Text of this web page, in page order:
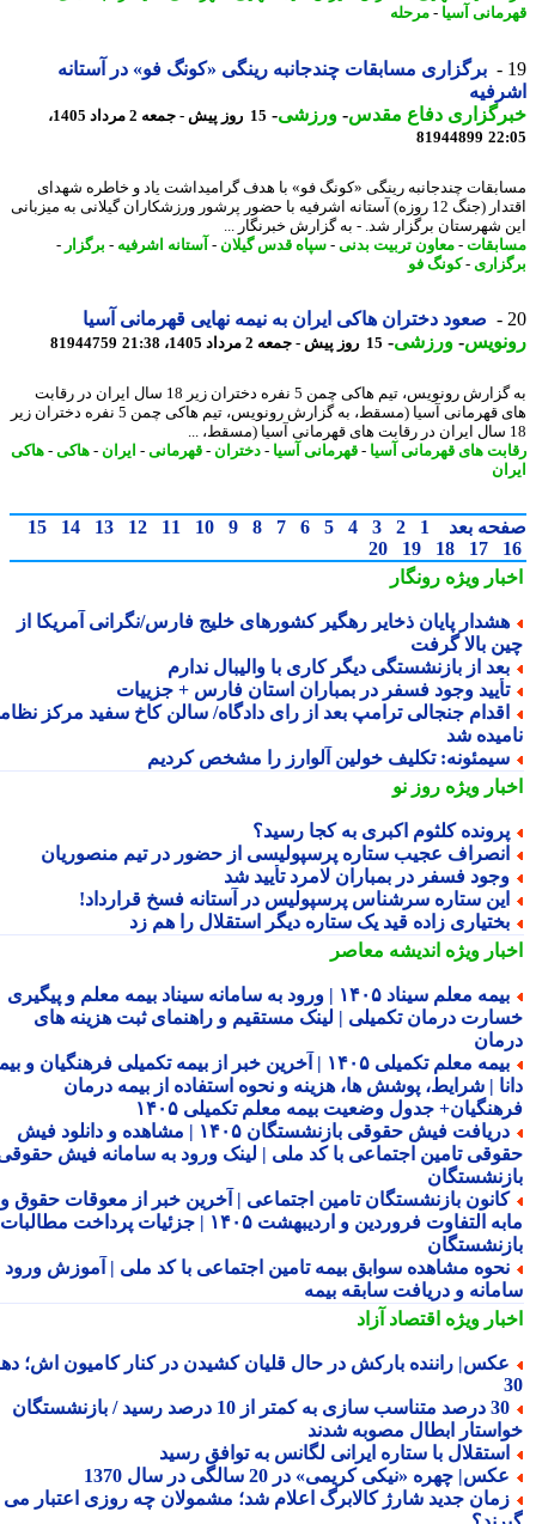
آسیا -مرحله
برگزاری مسابقات چندجانبه رینگی «کونگ فو» در آستانه
دفاع مقدس-ورزشی-
15 روز پیش - جمعه 2 مرداد 1405،
81944899
چندجانبه رینگی «کونگ فو» با هدف گرامیداشت یاد و خاطره شهدای
اقتدار (جنگ 12 روزه) آستانه اشرفیه با حضور پرشور ورزشکاران گیلانی به میزبانی
شهرستان برگزار شد. - به گزارش خبرنگار ...
-معاون تربیت بدنی-سپاه قدس گیلان-آستانه اشرفیه-برگزار -
- کونگ فو
صعود دختران هاکی ایران به نیمه نهایی قهرمانی آسیا
-ورزشی-15 روز پیش - جمعه 2 مرداد 1405، 21:38 81944759
‎به گزارش رونویس، تیم هاکی چمن 5 نفره دختران زیر 18 سال ایران در رقابت
های قهرمانی آسیا (مسقط، ‎به گزارش رونویس، تیم هاکی چمن 5 نفره دختران زیر
های قهرمانی آسیا -قهرمانی آسیا -دختران- قهرمانی-ایران - هاکی-هاکی
بعد 1
2
3
4
5
6
7
8
9
10
11
12
13
14
15
17
18
19
20
ویژهرونگار
پایان ذخایر رهگیر کشورهای خلیج فارس/نگرانی آمریکا از
بالا گرفت
از بازنشستگی دیگر کاری با والیبال ندارم
وجود فسفر در بمباران استان فارس + جزییات
جنجالی ترامپ بعد از رای دادگاه/ سالن کاخ سفید مرکز نظامی
شد
تکلیف خولین آلوارز را مشخص کردیم
ویژهروز نو
کلثوم اکبری به کجا رسید؟
عجیب ستاره پرسپولیسی از حضور در تیم منصوریان
فسفر در بمباران لامرد تأیید شد
ستاره سرشناس پرسپولیس در آستانه فسخ قرارداد!
زاده قید یک ستاره دیگر استقلال را هم زد
ویژهاندیشه معاصر
بیمه معلم سیناد ۱۴۰۵ | ورود به سامانه سیناد بیمه معلم و پیگیری
درمان تکمیلی | لینک مستقیم و راهنمای ثبت هزینه های
بیمه معلم تکمیلی ۱۴۰۵ | آخرین خبر از بیمه تکمیلی فرهنگیان و بیمه
| شرایط، پوشش ها، هزینه و نحوه استفاده از بیمه درمان
جدول وضعیت بیمه معلم تکمیلی ۱۴۰۵
دریافت فیش حقوقی بازنشستگان ۱۴۰۵ | مشاهده و دانلود فیش
تامین اجتماعی با کد ملی | لینک ورود به سامانه فیش حقوقی
بازنشستگان تامین اجتماعی | آخرین خبر از معوقات حقوق و
مابه التفاوت فروردین و اردیبهشت ۱۴۰۵ | جزئیات پرداخت مطالبات
مشاهده سوابق بیمه تامین اجتماعی با کد ملی | آموزش ورود به
و دریافت سابقه بیمه
ویژهاقتصاد آزاد
راننده بارکش در حال قلیان کشیدن در کنار کامیون اش؛ دهه
30 درصد متناسب سازی به کمتر از 10 درصد رسید / بازنشستگان
ابطال مصوبه شدند
با ستاره ایرانی لگانس به توافق رسید
چهره «نیکی کریمی» در 20 سالگی در سال 1370
جدید شارژ کالابرگ اعلام شد؛ مشمولان چه روزی اعتبار می